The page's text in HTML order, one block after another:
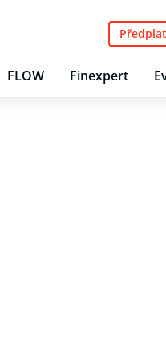
FLOW Finexpert